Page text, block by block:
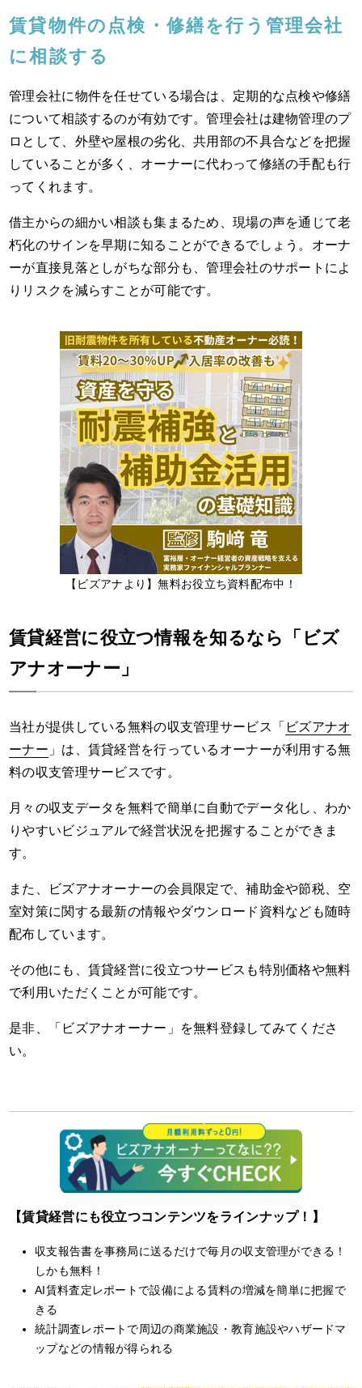
賃貸物件の点検・修繕を行う管理会社
に相談する
管理会社に物件を任せている場合は、定期的な点検や修繕
について相談するのが有効です。管理会社は建物管理のプ
ロとして、外壁や屋根の劣化、共用部の不具合などを把握
していることが多く、オーナーに代わって修繕の手配も行
ってくれます。
借主からの細かい相談も集まるため、現場の声を通じて老
朽化のサインを早期に知ることができるでしょう。オーナ
ーが直接見落としがちな部分も、管理会社のサポートによ
りリスクを減らすことが可能です。
【ビズアナより】無料お役立ち資料配布中！
賃貸経営に役立つ情報を知るなら「ビズ
アナオーナー」
当社が提供している無料の収支管理サービス「 ビズアナオ
ーナー 」は、賃貸経営を行っているオーナーが利用する無
料の収支管理サービスです。
月々の収支データを無料で簡単に自動でデータ化し、わか
りやすいビジュアルで経営状況を把握することができま
す。
また、ビズアナオーナーの会員限定で、補助金や節税、空
室対策に関する最新の情報やダウンロード資料なども随時
配布しています。
その他にも、賃貸経営に役立つサービスも特別価格や無料
で利用いただくことが可能です。
是非、「ビズアナオーナー」を無料登録してみてくださ
い。
【賃貸経営にも役立つコンテンツをラインナップ！】
収支報告書を事務局に送るだけで毎月の収支管理ができる！
しかも無料！
AI賃料査定レポートで設備による賃料の増減を簡単に把握で
きる
統計調査レポートで周辺の商業施設・教育施設やハザードマ
ップなどの情報が得られる